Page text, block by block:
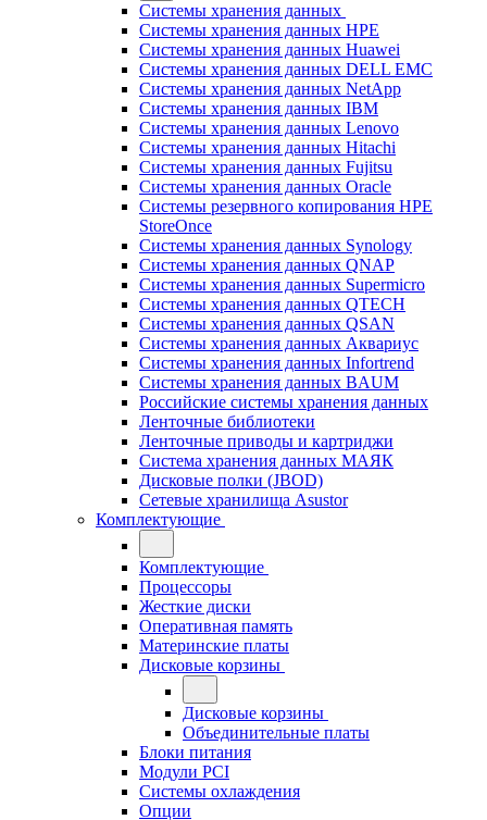
Системы хранения данных
Системы хранения данных HPE
Системы хранения данных Huawei
Системы хранения данных DELL EMC
Cистемы хранения данных NetApp
Системы хранения данных IBM
Системы хранения данных Lenovo
Системы хранения данных Hitachi
Системы хранения данных Fujitsu
Системы хранения данных Oracle
Системы резервного копирования HPE
StoreOnce
Системы хранения данных Synology
Системы хранения данных QNAP
Системы хранения данных Supermicro
Системы хранения данных QTECH
Системы хранения данных QSAN
Системы хранения данных Аквариус
Системы хранения данных Infortrend
Системы хранения данных BAUM
Российские системы хранения данных
Ленточные библиотеки
Ленточные приводы и картриджи
Система хранения данных МАЯК
Дисковые полки (JBOD)
Сетевые хранилища Asustor
Комплектующие
Комплектующие
Процессоры
Жесткие диски
Оперативная память
Материнские платы
Дисковые корзины
Дисковые корзины
Объединительные платы
Блоки питания
Модули PCI
Системы охлаждения
Опции